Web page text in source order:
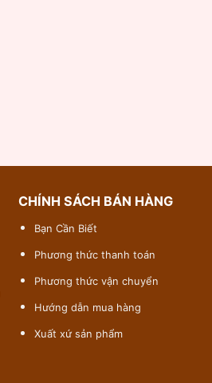
CHÍNH SÁCH BÁN HÀNG
Bạn Cần Biết
Phương thức thanh toán
Phương thức vận chuyển
Hướng dẫn mua hàng
Xuất xứ sản phẩm